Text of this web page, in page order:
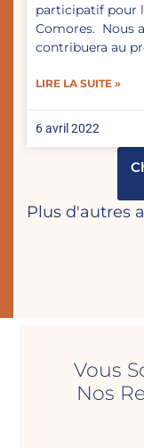
participatif pour
Comores. Nous
contribuera au
LIRE LA SUITE »
6 avril 2022
Plus d'autres
Vous
Nos